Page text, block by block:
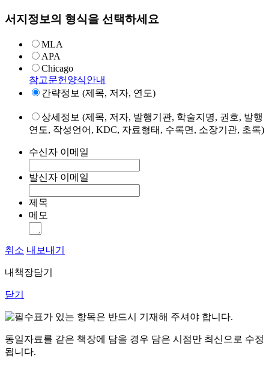
서지정보의 형식을 선택하세요
MLA
APA
Chicago
참고문헌양식안내
간략정보 (제목, 저자, 연도)
상세정보 (제목, 저자, 발행기관, 학술지명, 권호, 발행
연도, 작성언어, KDC, 자료형태, 수록면, 소장기관, 초록)
수신자 이메일
발신자 이메일
제목
메모
취소 내보내기
내책장담기
닫기
표가 있는 항목은 반드시 기재해 주셔야 합니다.
동일자료를 같은 책장에 담을 경우 담은 시점만 최신으로 수정
됩니다.